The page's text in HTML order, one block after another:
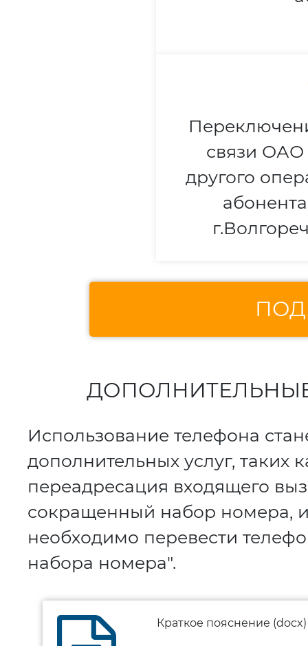
связи ОАО
другого
Использование телефона
дополнительных услуг, таких
переадресация входящего
сокращенный набор номера, и
необходимо перевести
набора номера".
Краткое пояснение (docx)